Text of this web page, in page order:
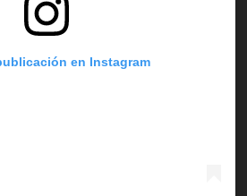
en Instagram